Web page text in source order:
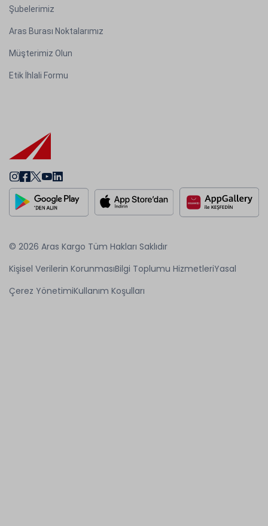
Şubelerimiz
Aras Burası Noktalarımız
Müşterimiz Olun
Etik İhlali Formu
© 2026 Aras Kargo Tüm Hakları Saklıdır
Kişisel Verilerin KorunmasıBilgi Toplumu HizmetleriYasal
Çerez YönetimiKullanım Koşulları